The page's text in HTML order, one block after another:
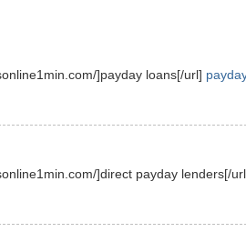
]payday loans[/url]
]direct payday lenders[/